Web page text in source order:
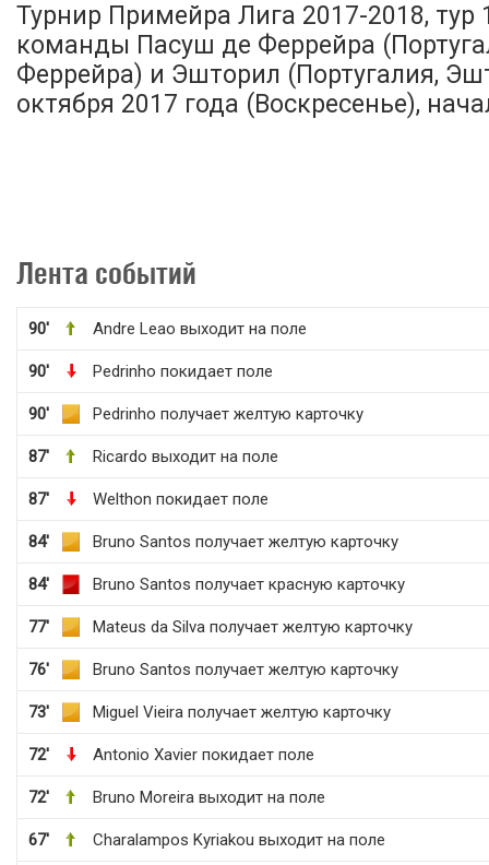
Турнир Примейра Лига 2017-2018, тур
команды Пасуш де Феррейра
Феррейра) и Эшторил (Португалия,
октября 2017 года (Воскресенье),
Лента событий
90' Andre Leao выходит на поле
90' Pedrinho покидает поле
90' Pedrinho получает желтую карточку
87' Ricardo выходит на поле
87' Welthon покидает поле
84' Bruno Santos получает желтую карточку
84' Bruno Santos получает красную карточку
77' Mateus da Silva получает желтую карточку
76' Bruno Santos получает желтую карточку
73' Miguel Vieira получает желтую карточку
72' Antonio Xavier покидает поле
72' Bruno Moreira выходит на поле
67' Charalampos Kyriakou выходит на поле